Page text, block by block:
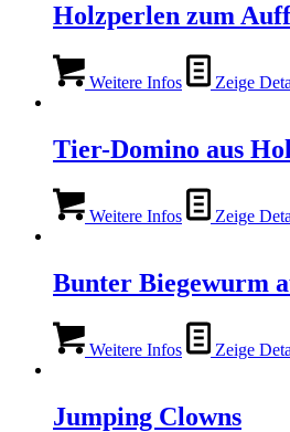
Holzperlen zum
Weitere Infos Zeige
Tier-Domino aus
Weitere Infos Zeige
Bunter Biegewurm
Weitere Infos Zeige
Jumping Сlowns